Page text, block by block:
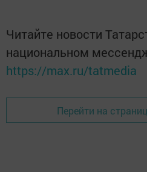
Читайте новости
национальном
https://max.ru/tatmedia
Перейти на